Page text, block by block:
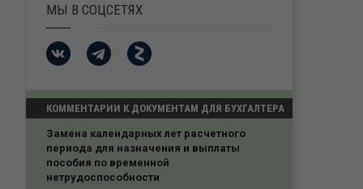
МЫ В СОЦСЕТЯХ
КОММЕНТАРИИ К ДОКУМЕНТАМ ДЛЯ БУХГАЛТЕРА
Замена календарных лет расчетного
периода для назначения и выплаты
пособия по временной
нетрудоспособности